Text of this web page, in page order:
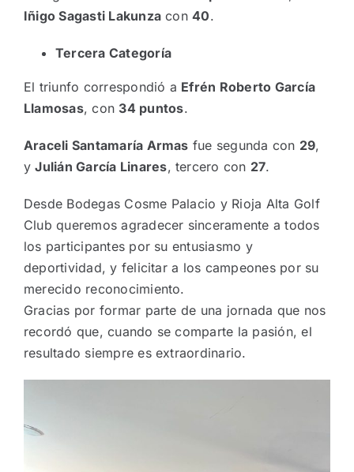
Iñigo Sagasti Lakunza con40.
Tercera Categoría
El triunfo correspondió a Efrén Roberto García
Llamosas, con 34 puntos.
Araceli Santamaría Armas fue segunda con 29,
yJulián García Linares, tercero con 27.
Desde Bodegas Cosme Palacio y Rioja Alta Golf
Club queremos agradecer sinceramente a todos
los participantes por su entusiasmo y
deportividad, y felicitar a los campeones por su
merecido reconocimiento.
Gracias por formar parte de una jornada que nos
recordó que, cuando se comparte la pasión, el
resultado siempre es extraordinario.